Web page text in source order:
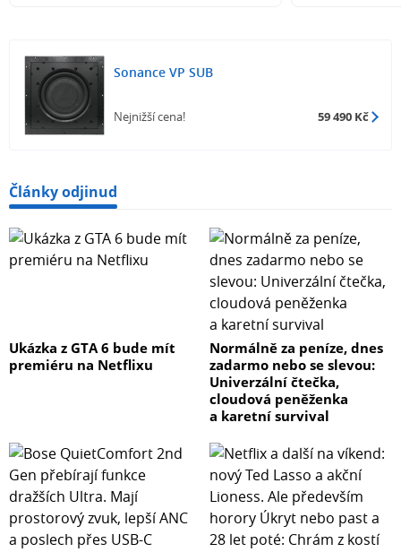
Sonance VP SUB
Nejnižší cena! 59 490 Kč
Články odjinud
Ukázka z GTA 6 bude mít
premiéru na Netflixu
Normálně za peníze, dnes
zadarmo nebo se slevou:
Univerzální čtečka,
cloudová peněženka
a karetní survival